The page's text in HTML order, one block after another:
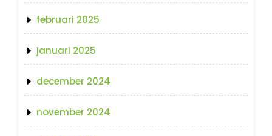
februari 2025
januari 2025
december 2024
november 2024